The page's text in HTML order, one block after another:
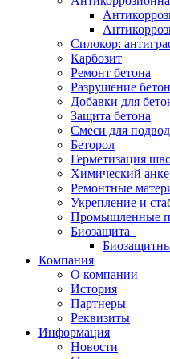
Силокор:
Карбозит
Ремонт бетона
Разрушение
Добавки для
Защита бетона
Смеси для
Беторол
Герметизация
Химический
Ремонтные
Укрепление и
Промышленные
Биозащита
Компания
О компании
История
Партнеры
Реквизиты
Информация
Новости